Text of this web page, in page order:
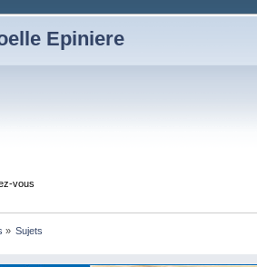
Epiniere
vous
» Sujets